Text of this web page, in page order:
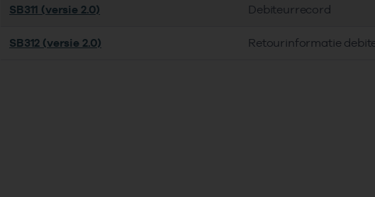
SB311 (versie 2.0) Debiteurrecord
SB312 (versie 2.0) Retourinformatie